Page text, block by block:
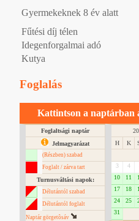
Gyermekeknek 8 év alatt
Fűtési díj télen
Idegenforgalmai adó
Kutya
Foglalás
Kattintson a naptárban
Foglaltsági naptár
Jelmagyarázat
(Részben) szabad
Foglalt / zárva tart
Turnusváltási napok:
Délutántól szabad
Délutántól foglalt
Naptár görgetôsáv
H
K
3
4
10
11
17
18
24
25
31